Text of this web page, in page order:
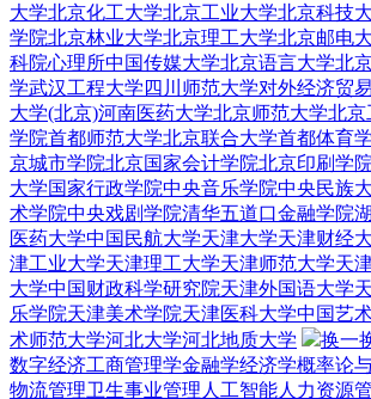
大学北京化工大学北京工业大学北京科技
学院北京林业大学北京理工大学北京邮电
科院心理所中国传媒大学北京语言大学北
学武汉工程大学 四川师范大学对外经济贸
大学(北京)河南医药大学北京师范大学北京
学院首都师范大学北京联合大学首都体育
京城市学院北京国家会计学院北京印刷学院
大学国家行政学院中央音乐学院中央民族
术学院中央戏剧学院清华五道口金融学院
医药大学中国民航大学天津大学天津财经
津工业大学天津理工大学天津师范大学天
大学中国财政科学研究院天津外国语大学
乐学院天津美术学院天津医科大学中国艺
术师范大学河北大学河北地质大学
换一
数字经济工商管理学金融学经济学概率论
物流管理卫生事业管理 人工智能人力资源